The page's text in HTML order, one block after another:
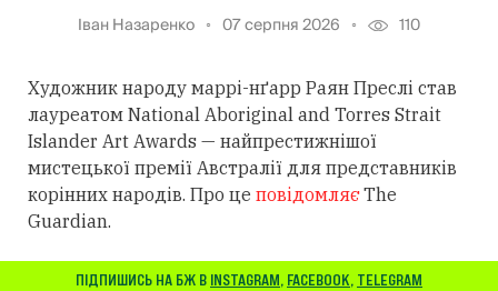
Іван Назаренко 07 серпня 2026 110
Художник народу маррі-нґарр Раян Преслі став
лауреатом National Aboriginal and Torres Strait
Islander Art Awards — найпрестижнішої
мистецької премії Австралії для представників
корінних народів. Про це повідомляєThe
Guardian.
ПІДПИШИСЬ НА БЖ В INSTAGRAM, FACEBOOK, TELEGRAM